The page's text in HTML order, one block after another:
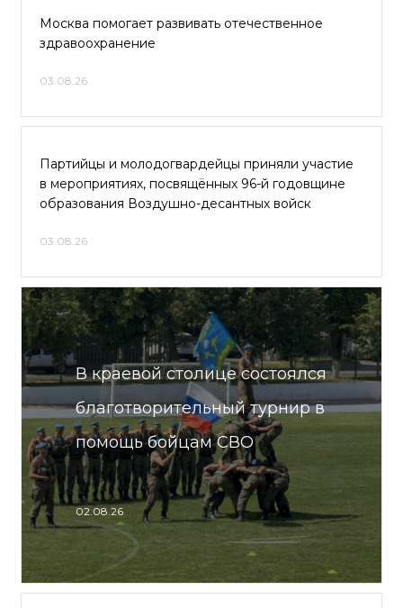
Москва помогает развивать отечественное
здравоохранение
03.08.26
Партийцы и молодогвардейцы приняли участие
в мероприятиях, посвящённых 96-й годовщине
образования Воздушно-десантных войск
03.08.26
В краевой столице состоялся
благотворительный турнир в
помощь бойцам СВО
02.08.26